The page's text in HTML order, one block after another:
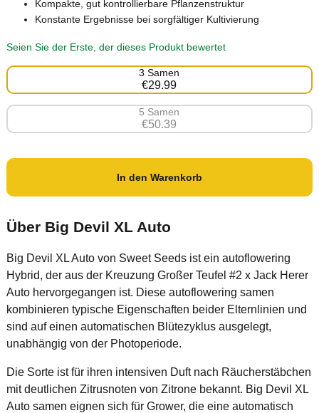
Kompakte, gut kontrollierbare Pflanzenstruktur
Konstante Ergebnisse bei sorgfältiger Kultivierung
Seien Sie der Erste, der dieses Produkt bewertet
3 Samen
€29.99
5 Samen
€50.39
In den Warenkorb
Über Big Devil XL Auto
Big Devil XL Auto von Sweet Seeds ist ein autoflowering
Hybrid, der aus der Kreuzung Großer Teufel #2 x Jack Herer
Auto hervorgegangen ist. Diese autoflowering samen
kombinieren typische Eigenschaften beider Elternlinien und
sind auf einen automatischen Blütezyklus ausgelegt,
unabhängig von der Photoperiode.
Die Sorte ist für ihren intensiven Duft nach Räucherstäbchen
mit deutlichen Zitrusnoten von Zitrone bekannt. Big Devil XL
Auto samen eignen sich für Grower, die eine automatisch